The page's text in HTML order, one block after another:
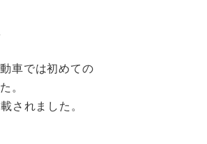
車では初めての
。
されました。